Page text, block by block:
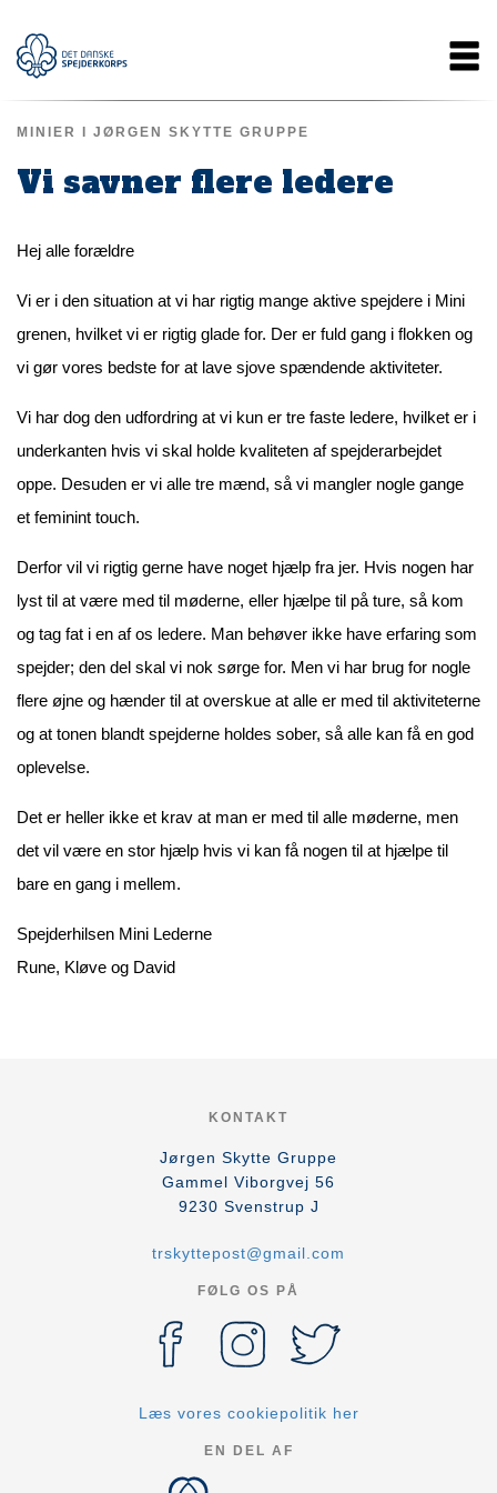
hovedindhold
Main
navigation
MINIER I JØRGEN SKYTTE GRUPPE
Vi savner flere ledere
Hej alle forældre
Vi er i den situation at vi har rigtig mange aktive spejdere i Mini
grenen, hvilket vi er rigtig glade for. Der er fuld gang i flokken og
vi gør vores bedste for at lave sjove spændende aktiviteter.
Vi har dog den udfordring at vi kun er tre faste ledere, hvilket er i
underkanten hvis vi skal holde kvaliteten af spejderarbejdet
oppe. Desuden er vi alle tre mænd, så vi mangler nogle gange
et feminint touch.
Derfor vil vi rigtig gerne have noget hjælp fra jer. Hvis nogen har
lyst til at være med til møderne, eller hjælpe til på ture, så kom
og tag fat i en af os ledere. Man behøver ikke have erfaring som
spejder; den del skal vi nok sørge for. Men vi har brug for nogle
flere øjne og hænder til at overskue at alle er med til aktiviteterne
og at tonen blandt spejderne holdes sober, så alle kan få en god
oplevelse.
Det er heller ikke et krav at man er med til alle møderne, men
det vil være en stor hjælp hvis vi kan få nogen til at hjælpe til
bare en gang i mellem.
Spejderhilsen Mini Lederne
Rune, Kløve og David
KONTAKT
Jørgen Skytte Gruppe
Gammel Viborgvej 56
9230 Svenstrup J
trskyttepost@gmail.com
FØLG OS PÅ
Læs vores cookiepolitik her
EN DEL AF